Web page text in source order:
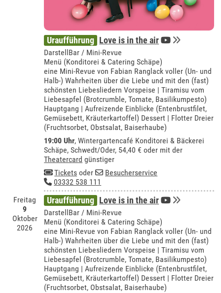
Uraufführung Love is in the air
DarstellBar / Mini-Revue
Menü (Konditorei & Catering Schäpe)
eine Mini-Revue von Fabian Ranglack voller (Un- und
Halb-) Wahrheiten über die Liebe und mit den (fast)
schönsten Liebesliedern Vorspeise | Tiramisu vom
Liebesapfel (Brotcrumble, Tomate, Basilikumpesto)
Hauptgang | Aufreizende Einblicke (Entenbrustfilet,
Gemüsebett, Kräuterkartoffel) Dessert | Flotter Dreier
(Fruchtsorbet, Obstsalat, Baiserhaube)
19:00 Uhr,Wintergartencafé Konditorei & Bäckerei
Schäpe, Schwedt/Oder, 54,40 € oder mit der
Theatercard günstiger
Tickets oder
Besucherservice
03332 538 111
Freitag
9
Oktober
2026
Uraufführung Love is in the air
DarstellBar / Mini-Revue
Menü (Konditorei & Catering Schäpe)
eine Mini-Revue von Fabian Ranglack voller (Un- und
Halb-) Wahrheiten über die Liebe und mit den (fast)
schönsten Liebesliedern Vorspeise | Tiramisu vom
Liebesapfel (Brotcrumble, Tomate, Basilikumpesto)
Hauptgang | Aufreizende Einblicke (Entenbrustfilet,
Gemüsebett, Kräuterkartoffel) Dessert | Flotter Dreier
(Fruchtsorbet, Obstsalat, Baiserhaube)